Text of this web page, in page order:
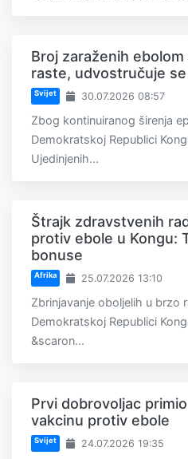
Broj zaraženih
raste, udvostručuje
Svijet 30.07.2026 08:57
Zbog kontinuiranog širenja
Demokratskoj Republici
Ujedinjenih...
Štrajk zdravstvenih
protiv ebole u Kongu:
bonuse
Afrika 25.07.2026 13:10
Zbrinjavanje oboljelih u brzo
Demokratskoj Republici
&scaron...
Prvi dobrovoljac
vakcinu protiv ebole
Svijet 24.07.2026 19:35